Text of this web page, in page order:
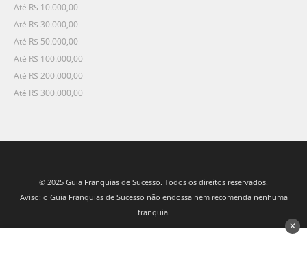
Até R$ 10.000,00
Até R$ 30.000,00
Até R$ 50.000,00
Até R$ 100.000,00
Até R$ 200.000,00
Até R$ 300.000,00
© 2025 Guia Franquias de Sucesso. Todos os direitos reservados.
Aviso: o Guia Franquias de Sucesso não endossa nem recomenda nenhuma
franquia.
✕